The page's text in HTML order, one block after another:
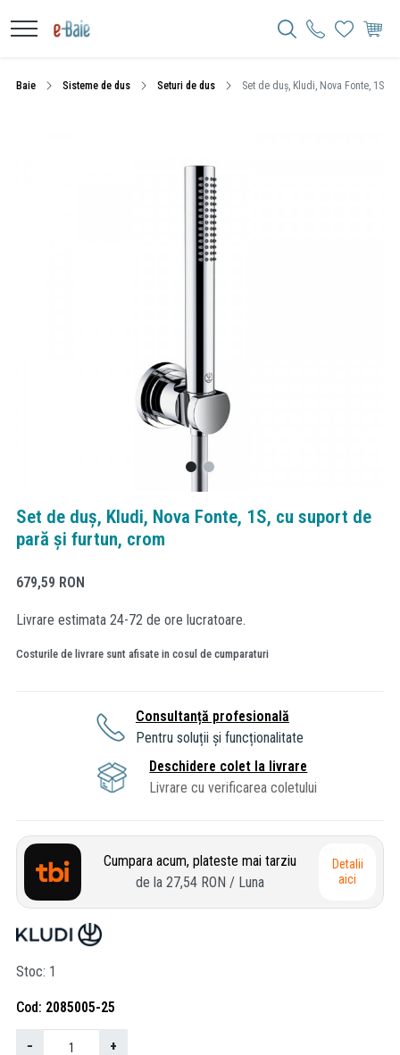
Baie Sisteme de dus Seturi de dus Set de duș, Kludi, Nova Fonte, 1S,
Set de duș, Kludi, Nova Fonte, 1S, cu suport de
pară și furtun, crom
679,59 RON
Livrare estimata 24-72 de ore lucratoare.
Costurile de livrare sunt afisate in cosul de cumparaturi
Consultanță profesională
Pentru soluții și funcționalitate
Deschidere colet la livrare
Livrare cu verificarea coletului
Cumpara acum, plateste mai tarziu
de la 27,54 RON / Luna
Detalii
aici
Stoc 1
Cod 2085005-25
− +